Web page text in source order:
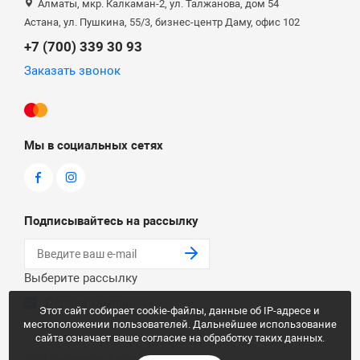
Алматы, мкр. Калкаман-2, ул. Талжанова, дом 54
Астана, ул. Пушкина, 55/3, бизнес-центр Даму, офис 102
+7 (700) 339 30 93
Заказать звонок
Мы в социальных сетях
Подписывайтесь на рассылку
Выберите рассылку
Первая кампания
Этот сайт собирает cookie-файлы, данные об IP-адресе и
местоположении пользователей. Дальнейшее использование
сайта означает ваше согласие на обработку таких данных.